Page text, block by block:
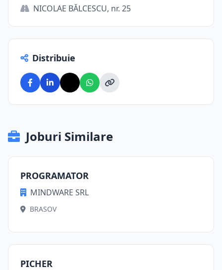
NICOLAE BĂLCESCU, nr. 25
Distribuie
Joburi Similare
PROGRAMATOR
MINDWARE SRL
BRASOV
PICHER